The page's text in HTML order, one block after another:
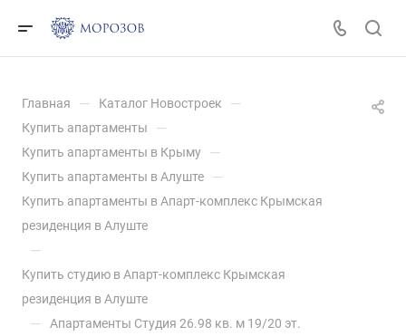
Главная — Каталог Новостроек —
Купить апартаменты —
Купить апартаменты в Крыму —
Купить апартаменты в Алуште —
Купить апартаменты в Апарт-комплекс Крымская
резиденция в Алуште
—
Купить студию в Апарт-комплекс Крымская
резиденция в Алуште
— Апартаменты Студия 26.98 кв. м 19/20 эт.